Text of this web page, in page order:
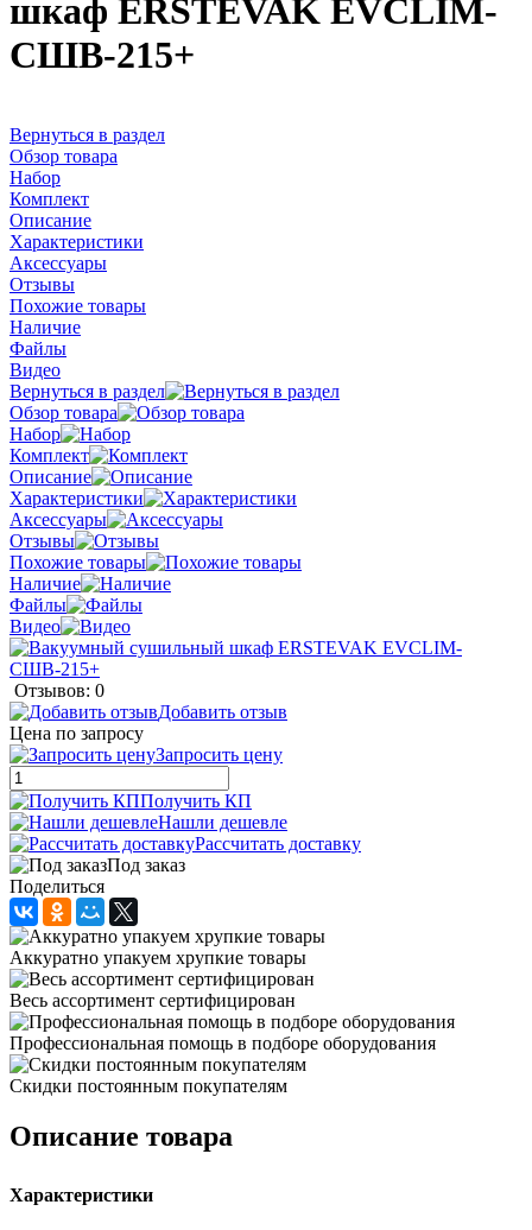
шкаф ERSTEVAK EVCLIM-
СШВ-215+
Вернуться в раздел
Обзор товара
Набор
Комплект
Описание
Характеристики
Аксессуары
Отзывы
Похожие товары
Наличие
Файлы
Видео
Вернуться в раздел
Обзор товара
Набор
Комплект
Описание
Характеристики
Аксессуары
Отзывы
Похожие товары
Наличие
Файлы
Видео
Отзывов: 0
Добавить отзыв
Цена по запросу
Запросить цену
Получить КП
Нашли дешевле
Рассчитать доставку
Под заказ
Поделиться
Аккуратно упакуем хрупкие товары
Весь ассортимент сертифицирован
Профессиональная помощь в подборе оборудования
Скидки постоянным покупателям
Описание товара
Характеристики